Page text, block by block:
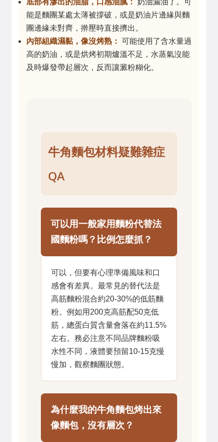
能是麵團某處太薄被撐破，或是奶油片邊緣與麵
團邊緣未對齊，擀壓時直接擠出。
內部組織濕黏，像沒烤熟： 可能使用了含水量過
高的奶油，或是烘烤初期爐溫不足，水蒸氣沒能
及時爆發帶起層次，反而讓澱粉糊化。
牛角麵包材料疑難雜症
QA
可以用一般家用麵粉代替法
國麵粉嗎？比例怎麼抓？
可以，但要有心理準備風味和口
感會有差異。最常見的替代法是
高筋麵粉混合約20-30%的低筋麵
粉。例如用200克高筋配50克低
筋，總蛋白質含量會落在約11.5%
左右。務必注意不同品牌麵粉吸
水性不同，液體要預留10-15克慢
慢加，觀察麵團狀態。
為什麼我的牛角麵包烤出來
像麵包，沒有層次？